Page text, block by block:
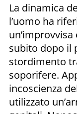
La dinamica
l’uomo ha
subito dopo il
stordimento
soporifere.
incoscienza
utilizzato